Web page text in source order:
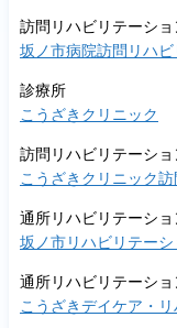
訪問リハビリテーショ
坂ノ市病院訪問リハ
診療所
こうざきクリニック
訪問リハビリテーショ
こうざきクリニック
通所リハビリテーショ
坂ノ市リハビリテー
通所リハビリテーショ
こうざきデイケア・